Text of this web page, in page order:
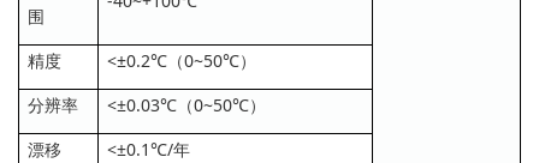
围
精度
<±0.2℃（0~50℃）
分辨率
<±0.03℃（0~50℃）
漂移
<±0.1℃/年